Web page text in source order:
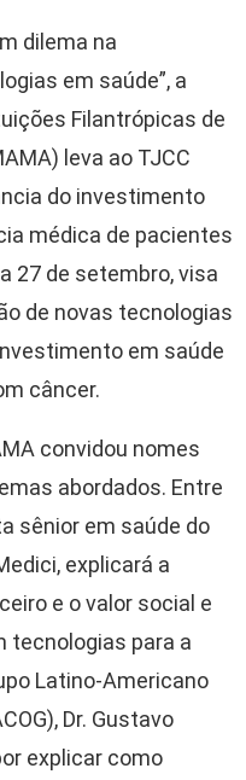
dilema na
em saúde”, a
Filantrópicas de
leva ao TJCC
do investimento
médica de pacientes
27 de setembro, visa
de novas tecnologias
em saúde
câncer.
convidou nomes
abordados. Entre
sênior em saúde do
explicará a
e o valor social e
tecnologias para a
Latino-Americano
Dr. Gustavo
explicar como